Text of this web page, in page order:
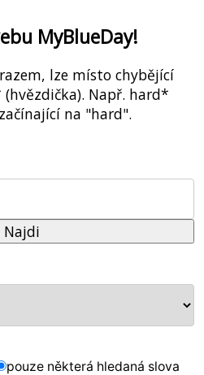
MyBlueDay!
lze místo chybějící
Např. hard*
na "hard".
pouze některá hledaná slova